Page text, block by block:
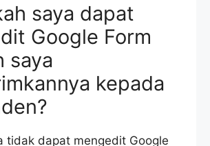
saya dapat
Google Form
saya
kepada
tidak dapat mengedit Google